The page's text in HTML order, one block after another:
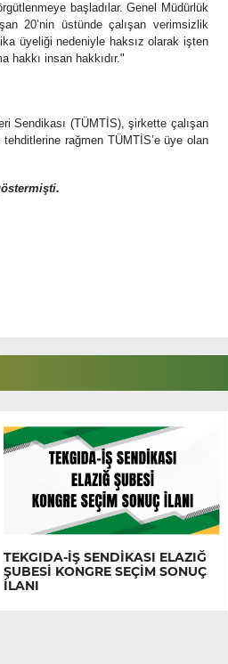
başladılar. Genel Müdürlük
20’nin üstünde çalışan verimsizlik
üyeliği nedeniyle haksız olarak işten
hakkı insan hakkıdır."
Sendikası (TÜMTİS), şirkette çalışan
tehditlerine rağmen TÜMTİS’e üye olan
TEKGIDA-İŞ SENDİKASI ELAZIĞ
ŞUBESİ KONGRE SEÇİM SONUÇ
İLANI